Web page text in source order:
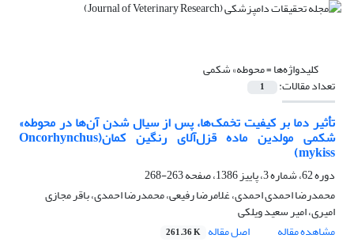
کلیدواژه‌ها =محوطه» شکمی
تعداد مقالات: 1
تأثیر دما بر کیفیت تخمک‌ها، پس از سیال شدن آن‌ها در محوطه»
شکمی مولدین ماده قزل‌آلای رنگین کمان(Oncorhynchus
mykiss‌)
دوره 62، شماره 3، پاییز 1386، صفحه
263-268
محمدرضا احمدی احمدی، غلامرضا رفیعی، محمدرضا احمدی، باقر مجازی
امیری، امیر سعید ویلکی
مشاهده مقاله
اصل مقاله 261.36 K